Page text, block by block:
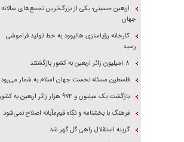
اربعین حسینی؛ یکی از بزرگ‌ترین تجمع‌های سالانه
جهان
کارخانه رؤیاسازی هالیوود به خط تولید فراموشی
رسید
۱.۸میلیون زائر اربعین به کشور بازگشتند
فلسطین مسئله نخست جهان اسلام به شمار می‌رود
بازگشت یک میلیون و ۹۷۴ هزار زائر اربعین به کشور
فرهنگ با بخشنامه و نگاه قیم‌مآبانه اصلاح نمی‌شود
گزینه استقلال راهی گل گهر شد